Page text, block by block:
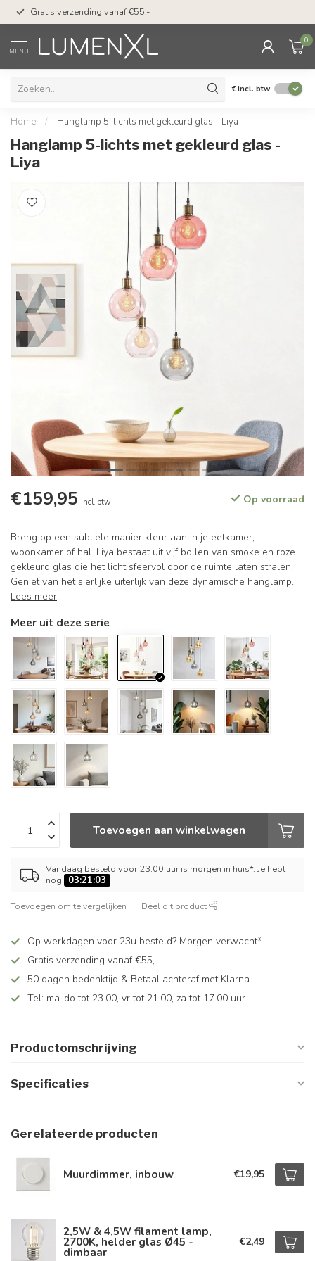
Gratis verzending vanaf €55,-
MENU
0
€Incl. btw
Home / Hanglamp 5-lichts met gekleurd glas - Liya
Hanglamp 5-lichts met gekleurd glas -
Liya
€159,95 Incl. btw Op voorraad
Breng op een subtiele manier kleur aan in je eetkamer,
woonkamer of hal. Liya bestaat uit vijf bollen van smoke en roze
gekleurd glas die het licht sfeervol door de ruimte laten stralen.
Geniet van het sierlijke uiterlijk van deze dynamische hanglamp.
Lees meer.
Meer uit deze serie
Toevoegen aan winkelwagen
Vandaag besteld voor 23.00 uur is morgen in huis*. Je hebt
nog
03:21:03
Toevoegen om te vergelijken Deel dit product
Op werkdagen voor 23u besteld? Morgen verwacht*
Gratis verzending vanaf €55,-
50 dagen bedenktijd & Betaal achteraf met Klarna
Tel: ma-do tot 23.00, vr tot 21.00, za tot 17.00 uur
Productomschrijving
Specificaties
Gerelateerde producten
Muurdimmer, inbouw €19,95
2,5W & 4,5W filament lamp,
2700K, helder glas Ø45 -
dimbaar
€2,49